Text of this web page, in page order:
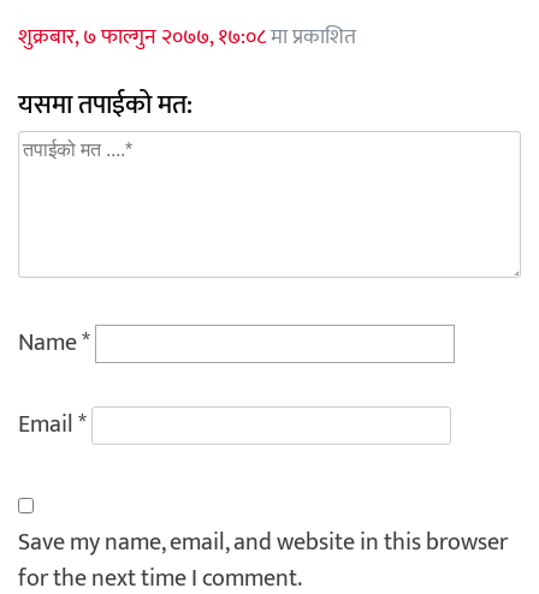
शुक्रबार, ७ फाल्गुन २०७७, १७:०८मा प्रकाशित
यसमा तपाईको मत:
Name*
Email*
Save my name, email, and website in this browser
for the next time I comment.